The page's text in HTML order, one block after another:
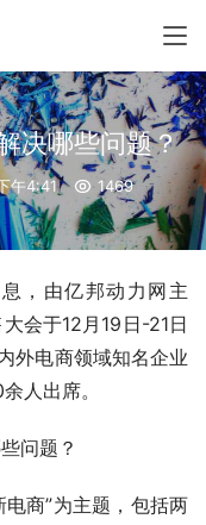
决哪些问题？
午4:41 1469
息，由亿邦动力网主
会于12月19日-21日
外电商领域知名企业
人出席。
问题？
商”为主题，包括两